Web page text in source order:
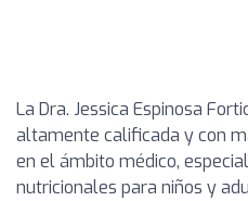
La Dra. Jessica Espinosa
altamente calificada y con
en el ámbito médico,
nutricionales para niños y